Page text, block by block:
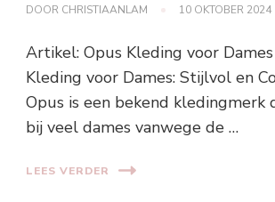
DOOR CHRISTIAANLAM 10 OKTOBER 2024
Artikel: Opus Kleding voor
Kleding voor Dames: Stijlvol en
Opus is een bekend kledingmerk
bij veel dames vanwege de …
LEES VERDER